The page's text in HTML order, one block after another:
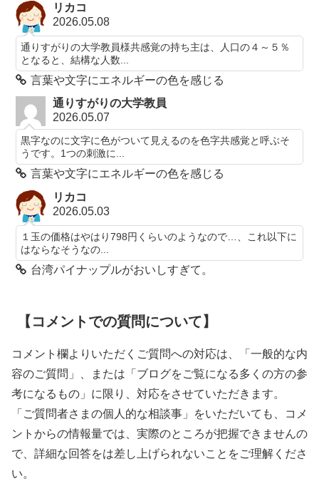
リカコ
2026.05.08
通りすがりの大学教員様共感覚の持ち主は、人口の４～５％
となると、結構な人数...
言葉や文字にエネルギーの色を感じる
通りすがりの大学教員
2026.05.07
黒字なのに文字に色がついて見えるのを色字共感覚と呼ぶそ
うです。1つの刺激に...
言葉や文字にエネルギーの色を感じる
リカコ
2026.05.03
１玉の価格はやはり798円くらいのようなので…、これ以下に
はならなそうなの...
台湾パイナップルがおいしすぎて。
【コメントでの質問について】
コメント欄よりいただくご質問への対応は、「一般的な内
容のご質問」、または「ブログをご覧になる多くの方の参
考になるもの」に限り、対応をさせていただきます。
「ご質問者さまの個人的な相談事」をいただいても、コメ
ントからの情報量では、実際のところが把握できませんの
で、詳細な回答をは差し上げられないことをご理解くださ
い。